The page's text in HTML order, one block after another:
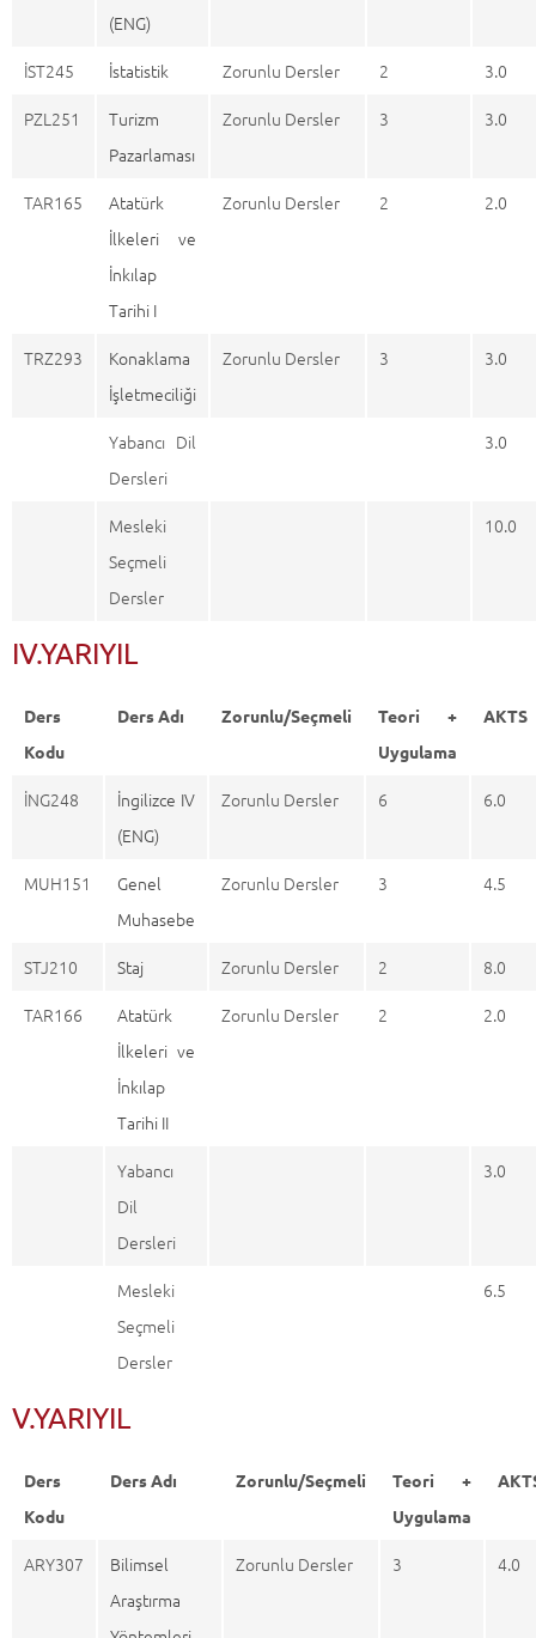
(ENG)
İST245 İstatistik Zorunlu Dersler 2
3.0
PZL251
Turizm
Pazarlaması
Zorunlu Dersler 3 3.0
TAR165
Atatürk
İlkeleri ve
İnkılap
Tarihi I
Zorunlu Dersler 2 2.0
TRZ293
Konaklama
İşletmeciliği
Zorunlu Dersler 3 3.0
Yabancı Dil
Dersleri
3.0
Mesleki
Seçmeli
Dersler
10.0
IV.YARIYIL
Ders
Kodu
Ders Adı Zorunlu/Seçmeli
Teori +
Uygulama
AKTS
İNG248
İngilizce IV
(ENG)
Zorunlu Dersler 6 6.0
MUH151
Genel
Muhasebe
Zorunlu Dersler 3 4.5
STJ210 Staj Zorunlu Dersler 2
8.0
TAR166
Atatürk
İlkeleri ve
İnkılap
Tarihi II
Zorunlu Dersler 2 2.0
Yabancı
Dil
Dersleri
3.0
Mesleki
Seçmeli
Dersler
6.5
V.YARIYIL
Ders
Kodu
Ders Adı Zorunlu/Seçmeli
Teori +
Uygulama
ARY307
Bilimsel
Araştırma
Zorunlu Dersler 3 4.0